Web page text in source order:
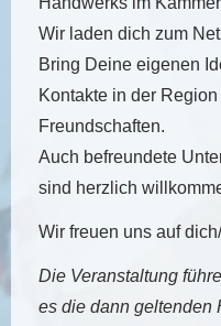
Wir laden dich zum
Bring Deine eigenen
Kontakte in der
Freundschaften.
Auch befreundete
sind herzlich
Wir freuen uns auf
Die Veranstaltung
es die dann geltenden